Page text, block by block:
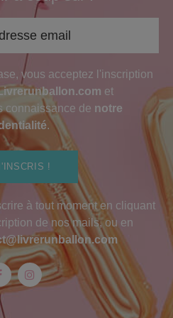
vous acceptez l'inscription
et
connaissance de notre
.
!
à tout moment en cliquant
de nos mails, ou en
Instagram